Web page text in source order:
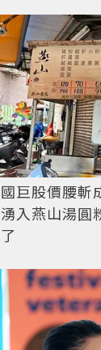
國巨股價腰斬
湧入燕山湯圓
了